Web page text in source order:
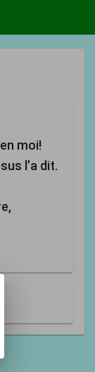
moi!
l’a dit.